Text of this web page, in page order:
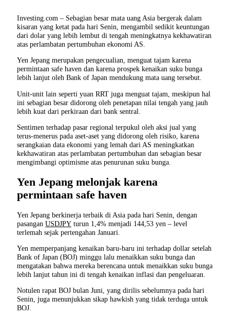
Investing.com – Sebagian besar mata uang Asia bergerak dalam
kisaran yang ketat pada hari Senin, mengambil sedikit keuntungan
dari dolar yang lebih lembut di tengah meningkatnya kekhawatiran
atas perlambatan pertumbuhan ekonomi AS.
Yen Jepang merupakan pengecualian, menguat tajam karena
permintaan safe haven dan karena prospek kenaikan suku bunga
lebih lanjut oleh Bank of Japan mendukung mata uang tersebut.
Unit-unit lain seperti yuan RRT juga menguat tajam, meskipun hal
ini sebagian besar didorong oleh penetapan nilai tengah yang jauh
lebih kuat dari perkiraan dari bank sentral.
Sentimen terhadap pasar regional terpukul oleh aksi jual yang
terus-menerus pada aset-aset yang didorong oleh risiko, karena
serangkaian data ekonomi yang lemah dari AS meningkatkan
kekhawatiran atas perlambatan pertumbuhan dan sebagian besar
mengimbangi optimisme atas penurunan suku bunga.
Yen Jepang melonjak karena
permintaan safe haven
Yen Jepang berkinerja terbaik di Asia pada hari Senin, dengan
pasanganUSDJPY turun 1,4% menjadi 144,53 yen – level
terlemah sejak pertengahan Januari.
Yen memperpanjang kenaikan baru-baru ini terhadap dollar setelah
Bank of Japan (BOJ) minggu lalu menaikkan suku bunga dan
mengatakan bahwa mereka berencana untuk menaikkan suku bunga
lebih lanjut tahun ini di tengah kenaikan inflasi dan pengeluaran.
Notulen rapat BOJ bulan Juni, yang dirilis sebelumnya pada hari
Senin, juga menunjukkan sikap hawkish yang tidak terduga untuk
BOJ.